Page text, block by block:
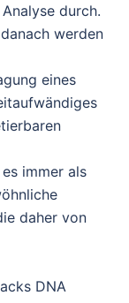
durch.
werden
eines
immer als
daher von
DNA